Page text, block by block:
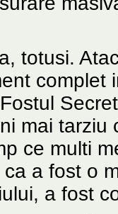
totusi.
complet
mai tarziu
ce multi
a fost o
a fost